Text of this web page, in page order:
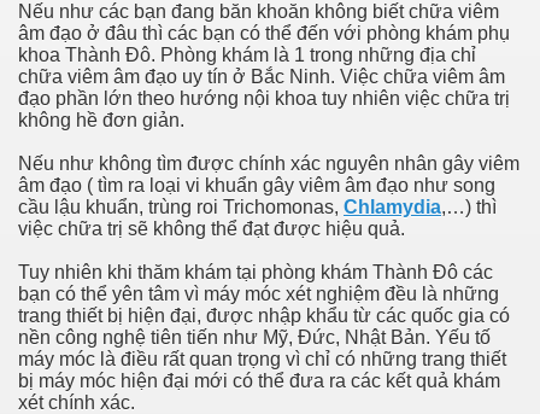
Nếu như các bạn đang băn khoăn không biết chữa viêm
âm đạo ở đâu thì các bạn có thể đến với phòng khám phụ
khoa Thành Đô. Phòng khám là 1 trong những địa chỉ
chữa viêm âm đạo uy tín ở Bắc Ninh. Việc chữa viêm âm
đạo phần lớn theo hướng nội khoa tuy nhiên việc chữa trị
không hề đơn giản.
Nếu như không tìm được chính xác nguyên nhân gây viêm
âm đạo ( tìm ra loại vi khuẩn gây viêm âm đạo như song
cầu lậu khuẩn, trùng roi Trichomonas, Chlamydia,…) thì
việc chữa trị sẽ không thể đạt được hiệu quả.
Tuy nhiên khi thăm khám tại phòng khám Thành Đô các
bạn có thể yên tâm vì máy móc xét nghiệm đều là những
trang thiết bị hiện đại, được nhập khẩu từ các quốc gia có
nền công nghệ tiên tiến như Mỹ, Đức, Nhật Bản. Yếu tố
máy móc là điều rất quan trọng vì chỉ có những trang thiết
bị máy móc hiện đại mới có thể đưa ra các kết quả khám
xét chính xác.